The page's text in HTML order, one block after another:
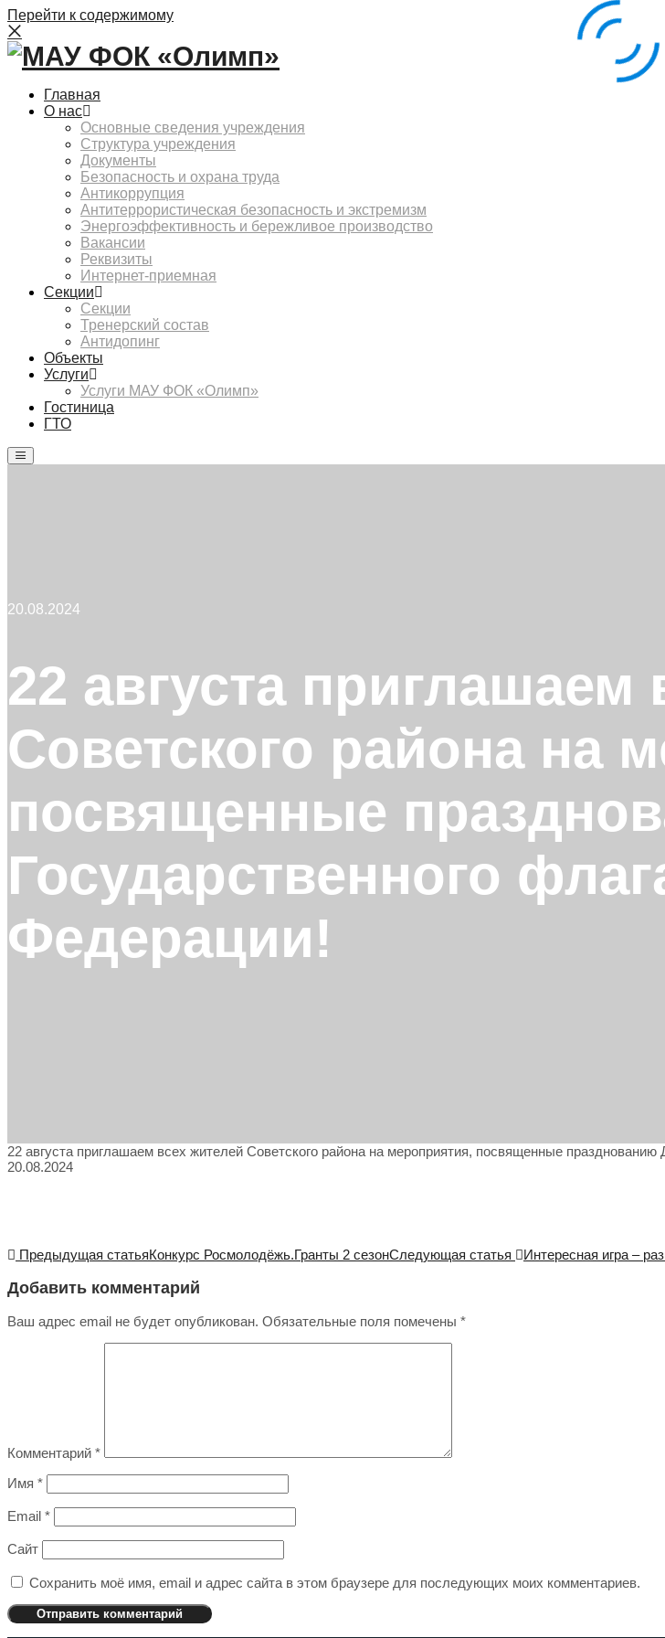
Перейти к содержимому
Главная
О нас
Основные сведения учреждения
Структура учреждения
Документы
Безопасность и охрана труда
Антикоррупция
Антитеррористическая безопасность и экстремизм
Энергоэффективность и бережливое производство
Вакансии
Реквизиты
Интернет-приемная
Секции
Секции
Тренерский состав
Антидопинг
Объекты
Услуги
Услуги МАУ ФОК «Олимп»
Гостиница
ГТО
меню
20.08.2024
22 августа приглашаем
Советского района на
посвященные
Государственного
Федерации!
22 августа приглашаем всех жителей Советского района на мероприятия, посвященные
20.08.2024
Предыдущая статьяКонкурс Росмолодёжь.Гранты 2 сезонСледующая статья Интересная игра –
Добавить комментарий
Ваш адрес email не будет опубликован. Обязательные поля помечены *
Комментарий *
Имя *
Email *
Сайт
Сохранить моё имя, email и адрес сайта в этом браузере для последующих моих комментариев.